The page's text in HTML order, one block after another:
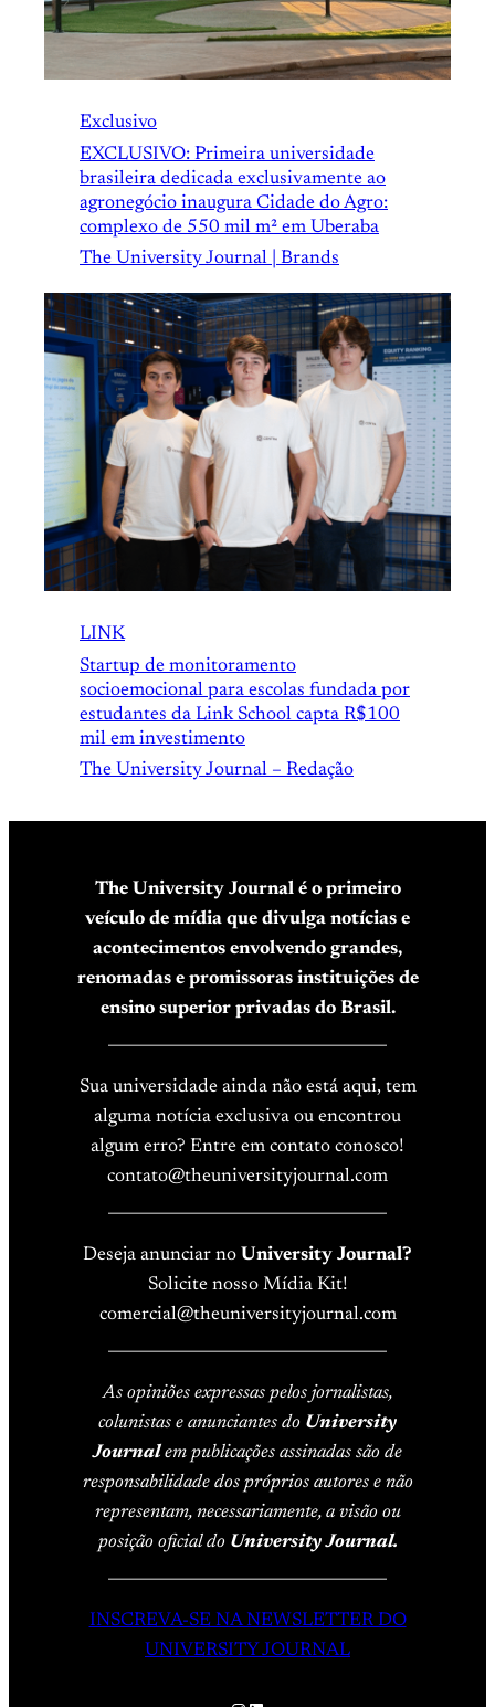
Exclusivo
EXCLUSIVO: Primeira universidade
brasileira dedicada exclusivamente ao
agronegócio inaugura Cidade do Agro:
complexo de 550 mil m² em Uberaba
The University Journal | Brands
LINK
Startup de monitoramento
socioemocional para escolas fundada por
estudantes da Link School capta R$100
mil em investimento
The University Journal – Redação
The University Journal é o primeiro
veículo de mídia que divulga notícias e
acontecimentos envolvendo grandes,
renomadas e promissoras instituições de
ensino superior privadas do Brasil.
Sua universidade ainda não está aqui, tem
alguma notícia exclusiva ou encontrou
algum erro? Entre em contato conosco!
contato@theuniversityjournal.com
Deseja anunciar no University Journal?
Solicite nosso Mídia Kit!
comercial@theuniversityjournal.com
As opiniões expressas pelos jornalistas,
colunistas e anunciantes do University
Journalem publicações assinadas são de
responsabilidade dos próprios autores e não
representam, necessariamente, a visão ou
posição oficial do University Journal.
INSCREVA-SE NA NEWSLETTER DO
UNIVERSITY JOURNAL